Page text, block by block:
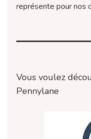
représente pour nos
Vous voulez
Pennylane